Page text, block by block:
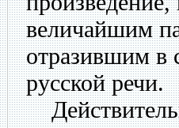
величайшим
отразившим в
русской речи.